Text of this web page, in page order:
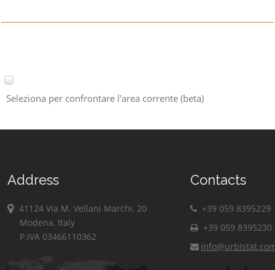
Seleziona per confrontare l'area corrente (beta)
Address
41124 Via M. Vellani Marchi, 20
Modena, Italy
P.IVA 03466110362
Contacts
+39 059 8395229
+39 059 8395230